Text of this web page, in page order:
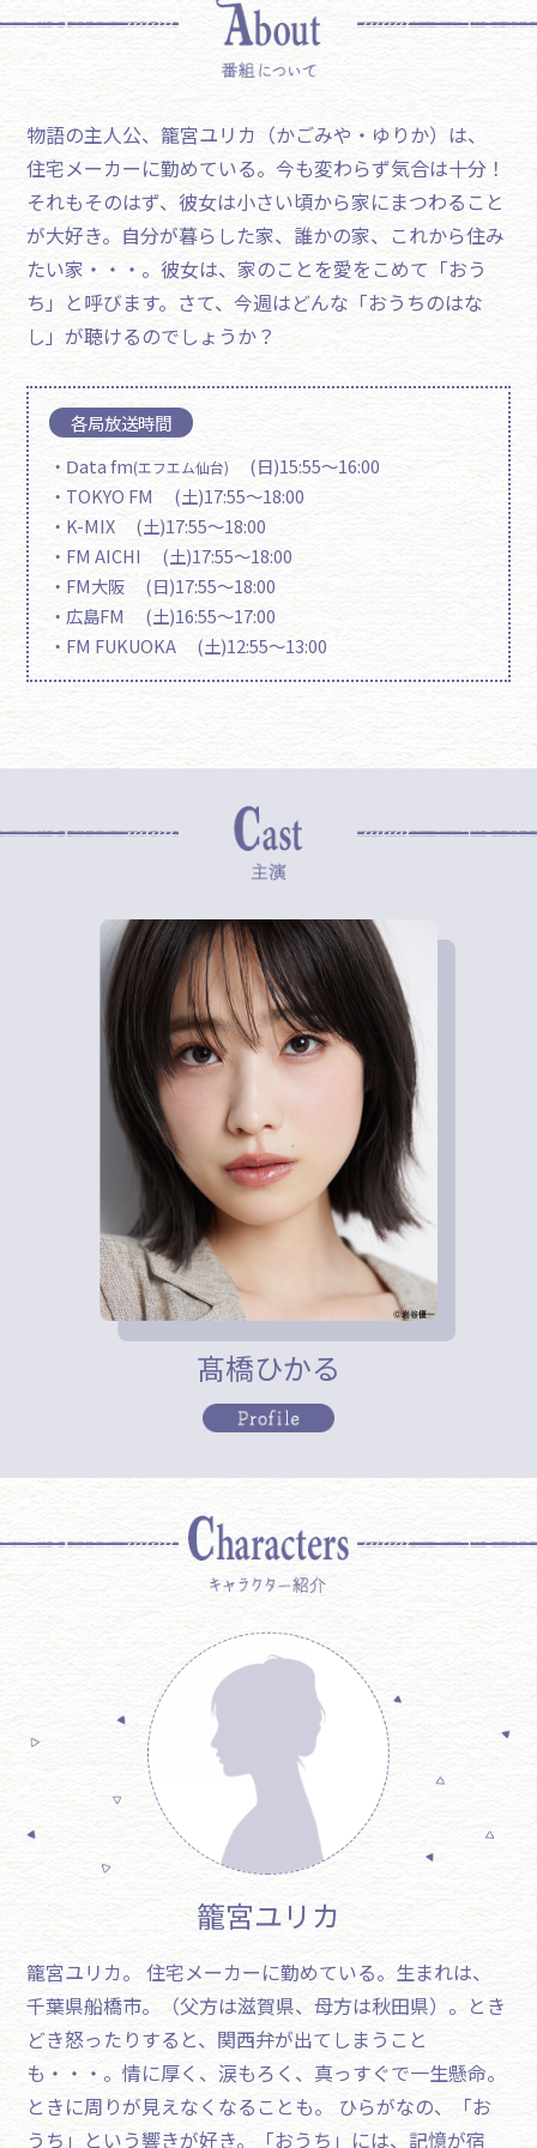
物語の主人公、籠宮ユリカ（かごみや・ゆりか）は、
住宅メーカーに勤めている。今も変わらず気合は十分！
それもそのはず、彼女は小さい頃から家にまつわること
が大好き。自分が暮らした家、誰かの家、これから住み
たい家・・・。彼女は、家のことを愛をこめて「おう
ち」と呼びます。さて、今週はどんな「おうちのはな
し」が聴けるのでしょうか？
各局放送時間
・Ⅾata fm(エフエム仙台)
(日)15:55～16:00
・TOKYO FM (土)17:55～18:00
・K-MIX (土)17:55～18:00
・FM AICHI (土)17:55～18:00
・FM大阪 (日)17:55～18:00
・広島FM (土)16:55～17:00
・FM FUKUOKA (土)12:55～13:00
髙橋ひかる
籠宮ユリカ
籠宮ユリカ。 住宅メーカーに勤めている。生まれは、
千葉県船橋市。（父方は滋賀県、母方は秋田県）。とき
どき怒ったりすると、関西弁が出てしまうこと
も・・・。情に厚く、涙もろく、真っすぐで一生懸命。
ときに周りが見えなくなることも。 ひらがなの、「お
うち」という響きが好き。「おうち」には、記憶が宿